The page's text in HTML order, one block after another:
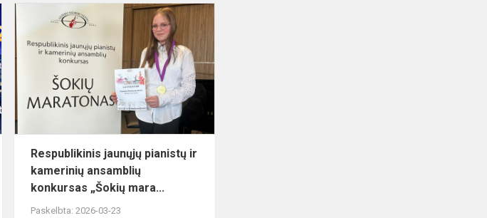
XXII
vokalo
konkurso
"Pavasario
Fiesta
2026"
ir
kamerinių
Respublikinis jaunųjų pianistų ir
kamerinių ansamblių
konkursas „Šokių mara...
Paskelbta: 2026-03-23